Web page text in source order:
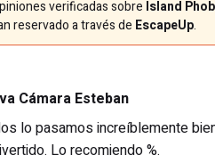
verificadas sobre Island
reservado a través de EscapeUp.
Cámara Esteban
lo pasamos increíblemente
Lo recomiendo %.